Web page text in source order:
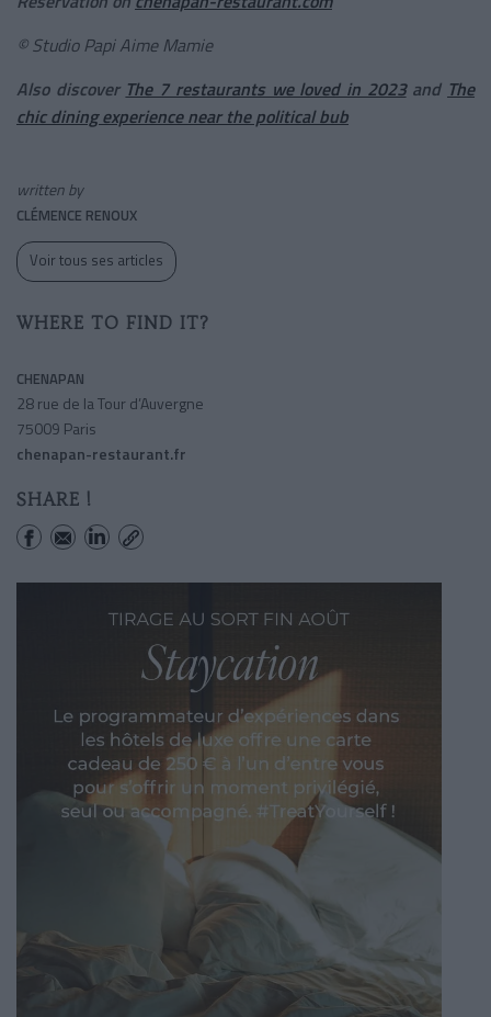
© Studio Papi Aime Mamie
Also discover The 7 restaurants we loved in 2023and The
chic dining experience near the political bub
written by
CLÉMENCE RENOUX
Voir tous ses articles
WHERE TO FIND IT?
CHENAPAN
28 rue de la Tour d’Auvergne
75009 Paris
chenapan-restaurant.fr
SHARE !